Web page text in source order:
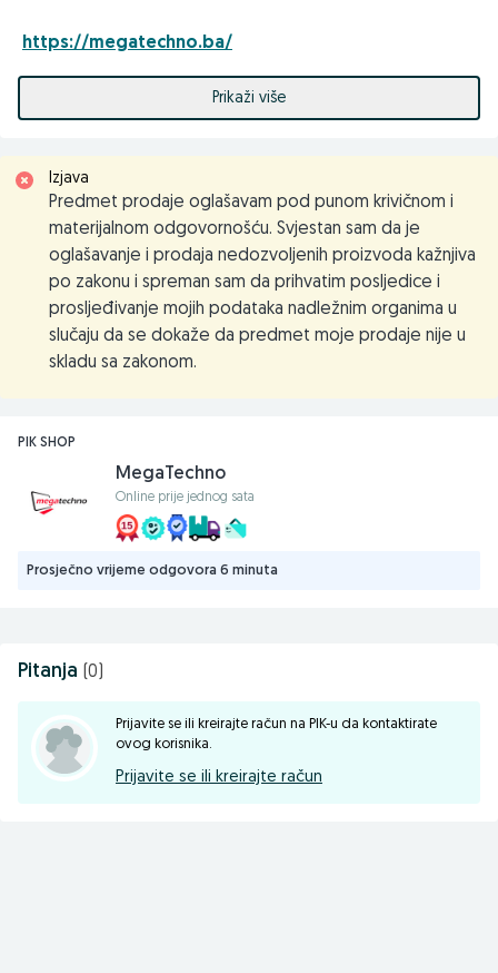
https://megatechno.ba/
Kupovinu je moguće realizovati direktno u prodavnici, na
webu ili putem brze pošte.
kartice.
Mogućnost kupovine preko firme.
Uz svaki kupljeni proizvod dobijate fiskalni račun i garanciju.
Kontakt telefoni ili viber: 061255994; 033618310
Email: info@megatechno.ba
prodaja@megatechno.ba
Web: megatechno.ba
MEG A TECHNO DOO
71000 Sarajevo, Koldvorska 12, TC Intershop
Prikaži više
Izjava
Predmet prodaje oglašavam pod punom krivičnom i
materijalnom odgovornošću. Svjestan sam da je
oglašavanje i prodaja nedozvoljenih proizvoda kažnjiva
po zakonu i spreman sam da prihvatim posljedice i
prosljeđivanje mojih podataka nadležnim organima u
slučaju da se dokaže da predmet moje prodaje nije u
skladu sa zakonom.
PIK SHOP
MegaTechno
Online prije jednog sata
Prosječno vrijeme odgovora 6 minuta
Pitanja (0)
Prijavite se ili kreirajte račun na PIK-u da kontaktirate
ovog korisnika.
Prijavite se ili kreirajte račun